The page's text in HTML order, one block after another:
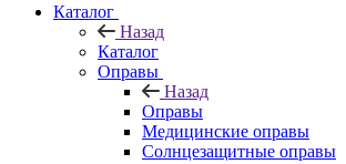
Каталог
Назад
Каталог
Оправы
Назад
Оправы
Медицинские оправы
Солнцезащитные оправы